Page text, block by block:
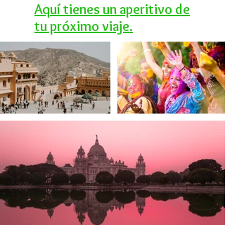
Aquí tienes un aperitivo de
tu próximo viaje.